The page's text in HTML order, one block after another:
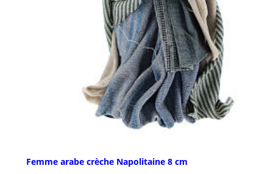
Femme arabe crèche Napolitaine 8 cm